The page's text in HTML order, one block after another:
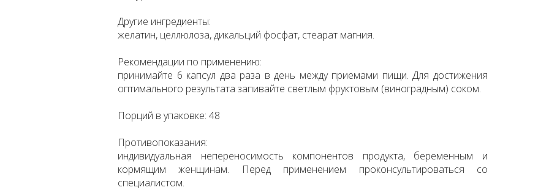
Другие ингредиенты:
желатин, целлюлоза, дикальций фосфат, стеарат магния.
Рекомендации по применению:
принимайте 6 капсул два раза в день между приемами пищи. Для достижения
оптимального результата запивайте светлым фруктовым (виноградным) соком.
Порций в упаковке: 48
Противопоказания:
индивидуальная непереносимость компонентов продукта, беременным и
кормящим женщинам. Перед применением проконсультироваться со
специалистом.